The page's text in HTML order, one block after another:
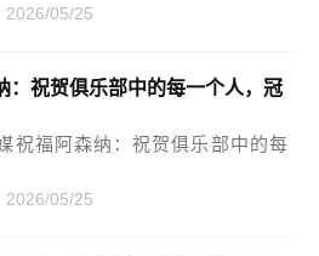
2026/05/25
：祝贺俱乐部中的每一个人，冠
祝福阿森纳：祝贺俱乐部中的每
2026/05/25